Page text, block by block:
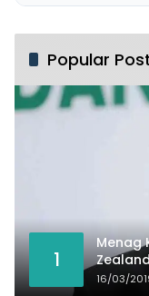
Popular
1
Menag
16/03/